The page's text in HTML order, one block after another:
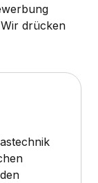
drücken